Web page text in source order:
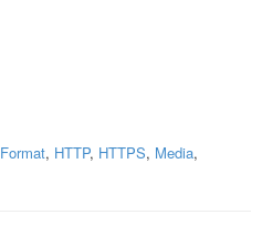
Format, HTTP, HTTPS, Media,